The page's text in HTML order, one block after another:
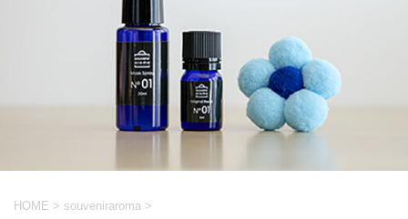
HOME > souveniraroma >